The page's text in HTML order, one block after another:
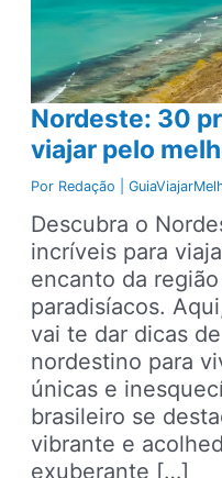
Nordeste: 30
viajar pelo
Por Redação |
Descubra o
incríveis para
encanto da
paradisíacos.
vai te dar dicas
nordestino para
únicas e
brasileiro se
vibrante e
exuberante […]